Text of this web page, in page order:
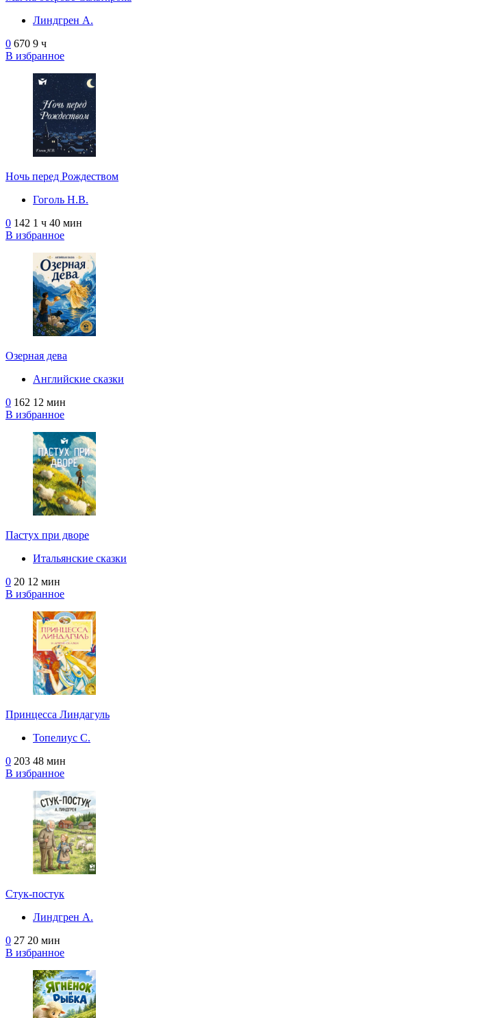
Линдгрен А.
0 670 9 ч
В избранное
Ночь перед Рождеством
Гоголь Н.В.
0 142 1 ч 40 мин
В избранное
Озерная дева
Английские сказки
0 162 12 мин
В избранное
Пастух при дворе
Итальянские сказки
0 20 12 мин
В избранное
Принцесса Линдагуль
Топелиус С.
0 203 48 мин
В избранное
Стук-постук
Линдгрен А.
0 27 20 мин
В избранное